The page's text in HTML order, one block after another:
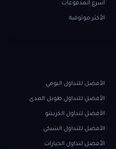
أسرع المدفوعات
الأكثر موثوقية
الأفضل للتداول اليومي
الأفضل للتداول طويل المدى
الأفضل لتداول الكريبتو
الأفضل للتداول الشبكي
الأفضل لتداول الخيارات